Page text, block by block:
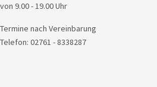
von 9.00 - 19.00 Uhr
Termine nach Vereinbarung
Telefon: 02761 - 8338287